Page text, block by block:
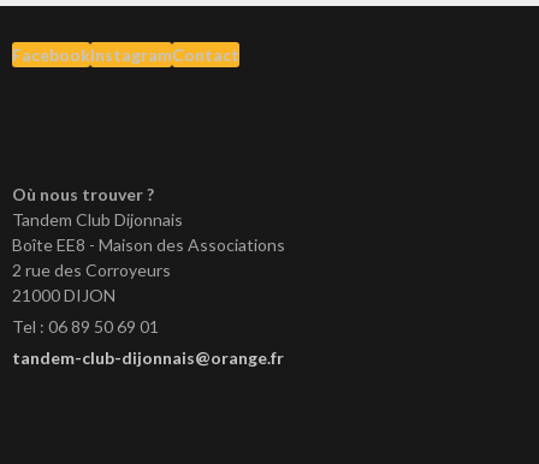
FacebookInstagramContact
Où nous trouver ?
Tandem Club Dijonnais
Boîte EE8 - Maison des Associations
2 rue des Corroyeurs
21000 DIJON
Tel : 06 89 50 69 01
tandem-club-dijonnais@orange.fr